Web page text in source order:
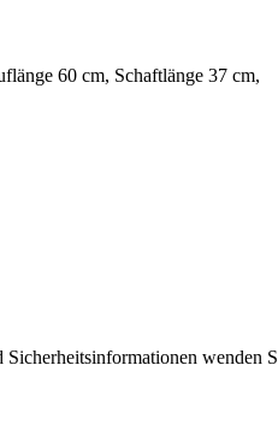
60 cm, Schaftlänge 37 cm,
wenden